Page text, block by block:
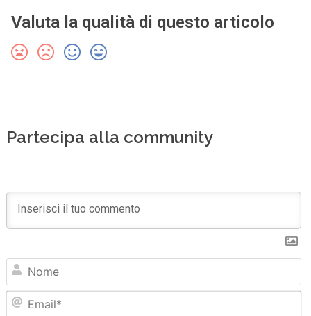
Valuta la qualità di questo articolo
Partecipa alla community